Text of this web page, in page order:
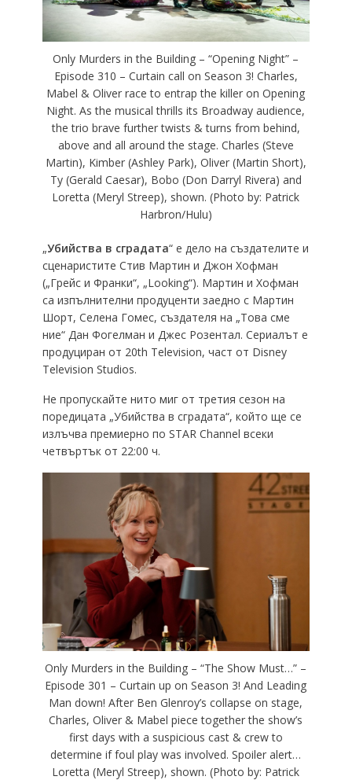
Only Murders in the Building – “Opening Night” –
Episode 310 – Curtain call on Season 3! Charles,
Mabel & Oliver race to entrap the killer on Opening
Night. As the musical thrills its Broadway audience,
the trio brave further twists & turns from behind,
above and all around the stage. Charles (Steve
Martin), Kimber (Ashley Park), Oliver (Martin Short),
Ty (Gerald Caesar), Bobo (Don Darryl Rivera) and
Loretta (Meryl Streep), shown. (Photo by: Patrick
Harbron/Hulu)
„Убийства в сградата“ е дело на създателите и
сценаристите Стив Мартин и Джон Хофман
(„Грейс и Франки“, „Looking“). Мартин и Хофман
са изпълнителни продуценти заедно с Мартин
Шорт, Селена Гомес, създателя на „Това сме
ние“ Дан Фогелман и Джес Розентал. Сериалът е
продуциран от 20th Television, част от Disney
Television Studios.
Не пропускайте нито миг от третия сезон на
поредицата „Убийства в сградата“, който ще се
излъчва премиерно по STAR Channel всеки
четвъртък от 22:00 ч.
Only Murders in the Building – “The Show Must…” –
Episode 301 – Curtain up on Season 3! And Leading
Man down! After Ben Glenroy’s collapse on stage,
Charles, Oliver & Mabel piece together the show’s
first days with a suspicious cast & crew to
determine if foul play was involved. Spoiler alert…
Loretta (Meryl Streep), shown. (Photo by: Patrick